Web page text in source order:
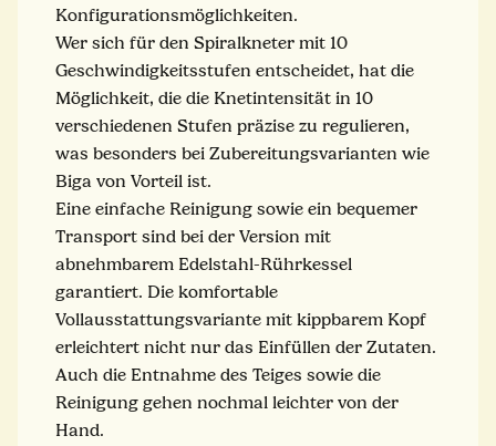
Konfigurationsmöglichkeiten.
Wer sich für den Spiralkneter mit 10
Geschwindigkeitsstufen entscheidet, hat die
Möglichkeit, die die Knetintensität in 10
verschiedenen Stufen präzise zu regulieren,
was besonders bei Zubereitungsvarianten wie
Biga von Vorteil ist.
Eine einfache Reinigung sowie ein bequemer
Transport sind bei der Version mit
abnehmbarem Edelstahl-Rührkessel
garantiert. Die komfortable
Vollausstattungsvariante mit kippbarem Kopf
erleichtert nicht nur das Einfüllen der Zutaten.
Auch die Entnahme des Teiges sowie die
Reinigung gehen nochmal leichter von der
Hand.